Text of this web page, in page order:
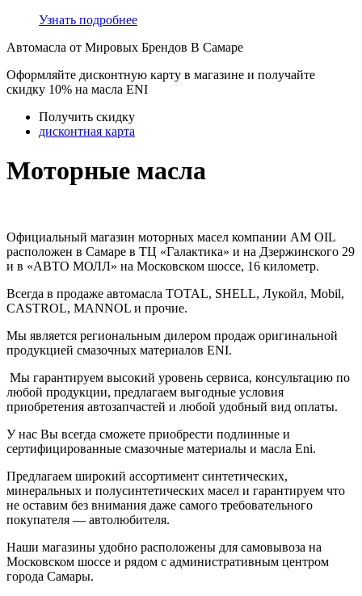
Узнать подробнее
Автомасла от Мировых Брендов В Самаре
Оформляйте дисконтную карту в магазине и получайте
скидку 10% на масла ENI
Получить скидку
дисконтная карта
Моторные масла
Официальный магазин моторных масел компании AM OIL
расположен в Самаре в ТЦ «Галактика» и на Дзержинского 29
и в «АВТО МОЛЛ» на Московском шоссе, 16 километр.
Всегда в продаже автомасла TOTAL, SHELL, Лукойл, Mobil,
CASTROL, MANNOL и прочие.
Мы является региональным дилером продаж оригинальной
продукцией смазочных материалов ENI.
Мы гарантируем высокий уровень сервиса, консультацию по
любой продукции, предлагаем выгодные условия
приобретения автозапчастей и любой удобный вид оплаты.
У нас Вы всегда сможете приобрести подлинные и
сертифицированные смазочные материалы и масла Eni.
Предлагаем широкий ассортимент синтетических,
минеральных и полусинтетических масел и гарантируем что
не оставим без внимания даже самого требовательного
покупателя — автолюбителя.
Наши магазины удобно расположены для самовывоза на
Московском шоссе и рядом с административным центром
города Самары.